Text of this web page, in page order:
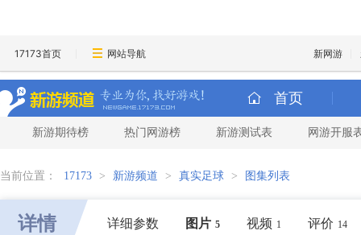
17173首页 网站导航 新网游
首页
新游期待榜 热门网游榜 新游测试表 网游开服
当前位置： 17173 > 新游频道 > 真实足球 > 图集列表
详情 详细参数 图片 5 视频 1 评价 14